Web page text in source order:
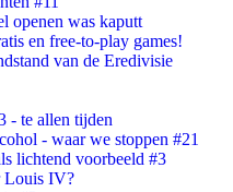
openen was kaputt
en free-to-play games!
van de Eredivisie
- te allen tijden
- waar we stoppen #21
lichtend voorbeeld #3
Louis IV?